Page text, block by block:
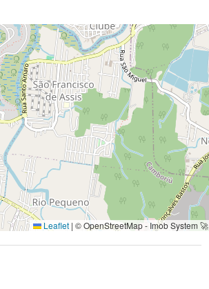
Leaflet | © OpenStreetMap - Imob System 🚀